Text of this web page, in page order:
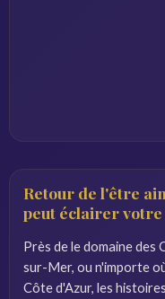
Retour de l'être
peut éclairer
Près de le domaine des
sur-Mer, ou n'importe
Côte d'Azur, les